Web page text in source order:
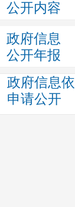
公开内容
政府信息
公开年报
政府信息依
申请公开